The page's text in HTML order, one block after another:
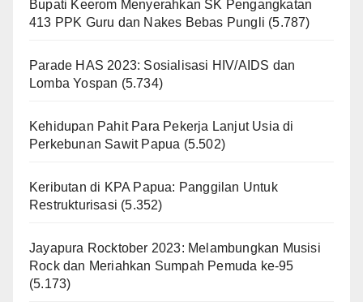
Bupati Keerom Menyerahkan SK Pengangkatan
413 PPK Guru dan Nakes Bebas Pungli (5.787)
Parade HAS 2023: Sosialisasi HIV/AIDS dan
Lomba Yospan (5.734)
Kehidupan Pahit Para Pekerja Lanjut Usia di
Perkebunan Sawit Papua (5.502)
Keributan di KPA Papua: Panggilan Untuk
Restrukturisasi (5.352)
Jayapura Rocktober 2023: Melambungkan Musisi
Rock dan Meriahkan Sumpah Pemuda ke-95
(5.173)